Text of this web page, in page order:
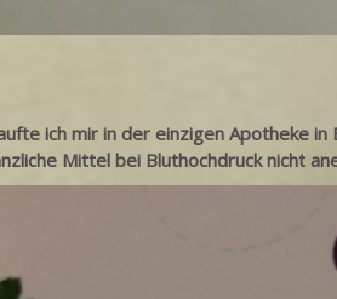
ich mir in der einzigen Apotheke
Mittel bei Bluthochdruck nicht